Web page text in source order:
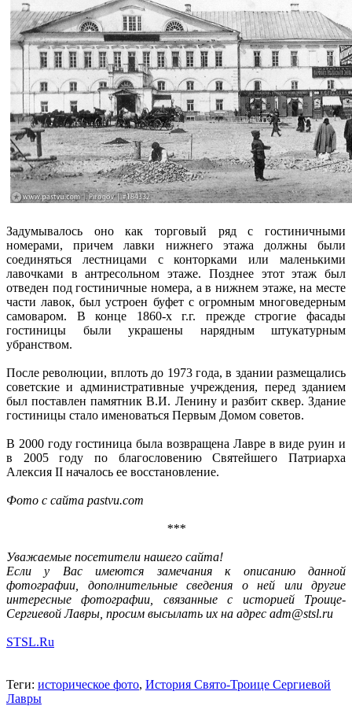
Задумывалось оно как торговый ряд с гостиничными
номерами, причем лавки нижнего этажа должны были
соединяться лестницами с конторками или маленькими
лавочками в антресольном этаже. Позднее этот этаж был
отведен под гостиничные номера, а в нижнем этаже, на месте
части лавок, был устроен буфет с огромным многоведерным
самоваром. В конце 1860-х г.г. прежде строгие фасады
гостиницы были украшены нарядным штукатурным
убранством.
После революции, вплоть до 1973 года, в здании размещались
советские и административные учреждения, перед зданием
был поставлен памятник В.И. Ленину и разбит сквер. Здание
гостиницы стало именоваться Первым Домом советов.
В 2000 году гостиница была возвращена Лавре в виде руин и
в 2005 году по благословению Святейшего Патриарха
Алексия II началось ее восстановление.
Фото с сайта pastvu.com
***
Уважаемые посетители нашего сайта!
Если у Вас имеются замечания к описанию данной
фотографии, дополнительные сведения о ней или другие
интересные фотографии, связанные с историей Троице-
Сергиевой Лавры, просим высылать их на адрес adm@stsl.ru
STSL.Ru
Теги: историческое фото, История Свято-Троице Сергиевой
Лавры